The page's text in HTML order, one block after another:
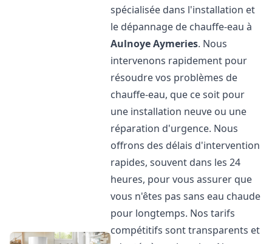
spécialisée dans l'installation et
le dépannage de chauffe-eau à
Aulnoye Aymeries. Nous
intervenons rapidement pour
résoudre vos problèmes de
chauffe-eau, que ce soit pour
une installation neuve ou une
réparation d'urgence. Nous
offrons des délais d'intervention
rapides, souvent dans les 24
heures, pour vous assurer que
vous n'êtes pas sans eau chaude
pour longtemps. Nos tarifs
compétitifs sont transparents et